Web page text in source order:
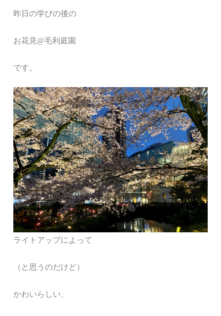
昨日の学びの後の
お花見@毛利庭園
です。
ライトアップによって
（と思うのだけど）
かわいらしい、